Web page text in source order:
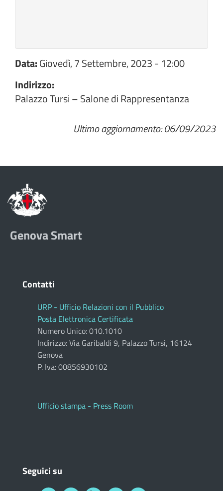
Data:Giovedì, 7 Settembre, 2023 - 12:00
Indirizzo:
Palazzo Tursi – Salone di Rappresentanza
Ultimo aggiornamento: 06/09/2023
Genova Smart
Contatti
URP - Ufficio Relazioni con il Pubblico
Posta Elettronica Certificata
Numero Unico: 010.1010
Indirizzo: Via Garibaldi 9, Palazzo Tursi, 16124
Genova
P. Iva: 00856930102
Ufficio stampa - Press Room
Seguici su